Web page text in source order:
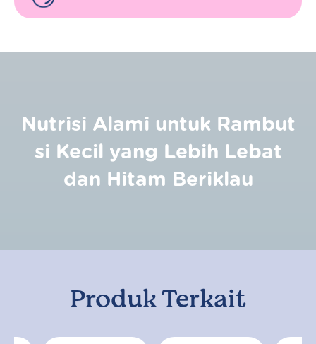
Nutrisi Alami untuk Rambut
si Kecil yang Lebih Lebat
dan Hitam Beriklau
Produk Terkait